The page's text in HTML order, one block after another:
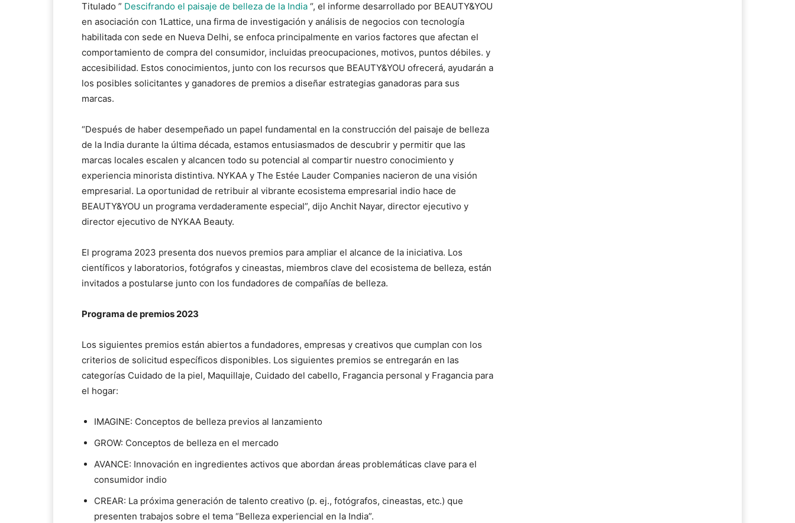
Titulado ” Descifrando el paisaje de belleza de la India “, el informe desarrollado por BEAUTY&YOU
en asociación con 1Lattice, una firma de investigación y análisis de negocios con tecnología
habilitada con sede en Nueva Delhi, se enfoca principalmente en varios factores que afectan el
comportamiento de compra del consumidor, incluidas preocupaciones, motivos, puntos débiles. y
accesibilidad. Estos conocimientos, junto con los recursos que BEAUTY&YOU ofrecerá, ayudarán a
los posibles solicitantes y ganadores de premios a diseñar estrategias ganadoras para sus
marcas.
“Después de haber desempeñado un papel fundamental en la construcción del paisaje de belleza
de la India durante la última década, estamos entusiasmados de descubrir y permitir que las
marcas locales escalen y alcancen todo su potencial al compartir nuestro conocimiento y
experiencia minorista distintiva. NYKAA y The Estée Lauder Companies nacieron de una visión
empresarial. La oportunidad de retribuir al vibrante ecosistema empresarial indio hace de
BEAUTY&YOU un programa verdaderamente especial”, dijo Anchit Nayar, director ejecutivo y
director ejecutivo de NYKAA Beauty.
El programa 2023 presenta dos nuevos premios para ampliar el alcance de la iniciativa. Los
científicos y laboratorios, fotógrafos y cineastas, miembros clave del ecosistema de belleza, están
invitados a postularse junto con los fundadores de compañías de belleza.
Programa de premios 2023
Los siguientes premios están abiertos a fundadores, empresas y creativos que cumplan con los
criterios de solicitud específicos disponibles. Los siguientes premios se entregarán en las
categorías Cuidado de la piel, Maquillaje, Cuidado del cabello, Fragancia personal y Fragancia para
el hogar:
IMAGINE: Conceptos de belleza previos al lanzamiento
GROW: Conceptos de belleza en el mercado
AVANCE: Innovación en ingredientes activos que abordan áreas problemáticas clave para el
consumidor indio
CREAR: La próxima generación de talento creativo (p. ej., fotógrafos, cineastas, etc.) que
presenten trabajos sobre el tema “Belleza experiencial en la India”.